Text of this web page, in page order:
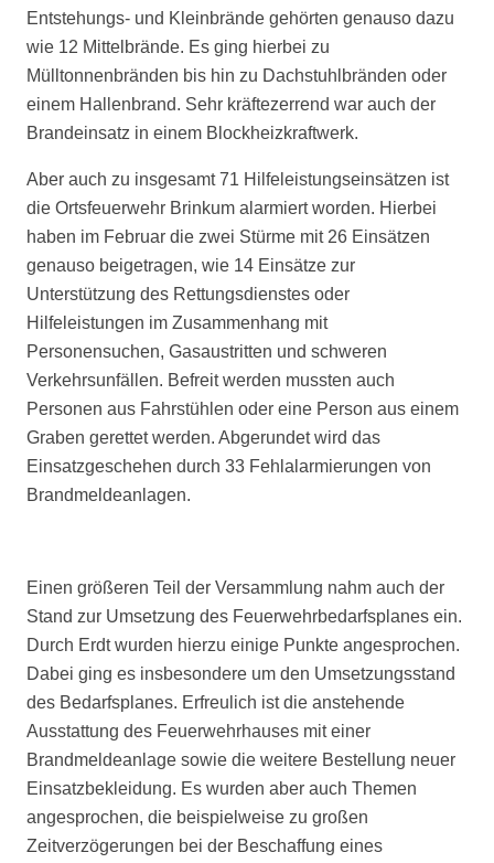
Entstehungs- und Kleinbrände gehörten genauso dazu
wie 12 Mittelbrände. Es ging hierbei zu
Mülltonnenbränden bis hin zu Dachstuhlbränden oder
einem Hallenbrand. Sehr kräftezerrend war auch der
Brandeinsatz in einem Blockheizkraftwerk.
Aber auch zu insgesamt 71 Hilfeleistungseinsätzen ist
die Ortsfeuerwehr Brinkum alarmiert worden. Hierbei
haben im Februar die zwei Stürme mit 26 Einsätzen
genauso beigetragen, wie 14 Einsätze zur
Unterstützung des Rettungsdienstes oder
Hilfeleistungen im Zusammenhang mit
Personensuchen, Gasaustritten und schweren
Verkehrsunfällen. Befreit werden mussten auch
Personen aus Fahrstühlen oder eine Person aus einem
Graben gerettet werden. Abgerundet wird das
Einsatzgeschehen durch 33 Fehlalarmierungen von
Brandmeldeanlagen.
Einen größeren Teil der Versammlung nahm auch der
Stand zur Umsetzung des Feuerwehrbedarfsplanes ein.
Durch Erdt wurden hierzu einige Punkte angesprochen.
Dabei ging es insbesondere um den Umsetzungsstand
des Bedarfsplanes. Erfreulich ist die anstehende
Ausstattung des Feuerwehrhauses mit einer
Brandmeldeanlage sowie die weitere Bestellung neuer
Einsatzbekleidung. Es wurden aber auch Themen
angesprochen, die beispielweise zu großen
Zeitverzögerungen bei der Beschaffung eines